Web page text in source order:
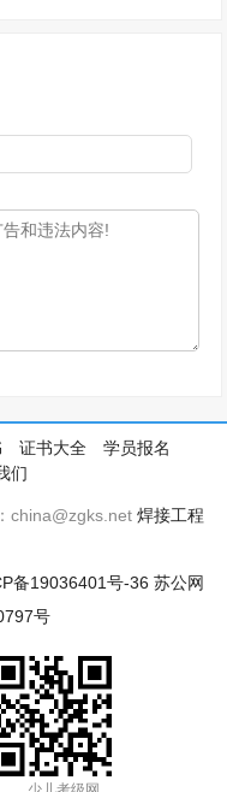
证书大全
学员报名
们
china@zgks.net焊接工程
备19036401号-36 苏公网
号